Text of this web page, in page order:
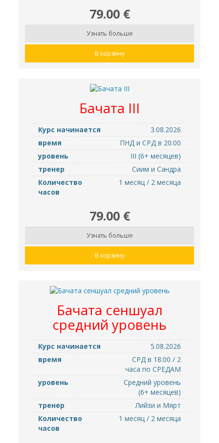
79.00 €
Узнать больше
В корзину
Бачата III
Курс начинается
3.08.2026
время
ПНД и СРД в 20:00
уровень
III (6+ месяцев)
тренер
Сиим и Сандра
Количество
часов
1 месяц / 2 месяца
79.00 €
Узнать больше
В корзину
Бачата сеншуал
средний уровень
Курс начинается
5.08.2026
время
СРД в 18:00 / 2
часа по СРЕДАМ
уровень
Cредний уровень
(6+ месяцев)
тренер
Лийзи и Мярт
Количество
часов
1 месяц / 2 месяца